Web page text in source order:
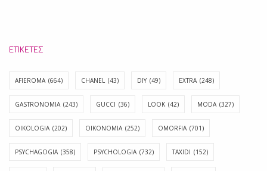
ΕΤΙΚΈΤΕΣ
AFIEROMA (664) CHANEL (43) DIY (49) EXTRA (248)
GASTRONOMIA (243) GUCCI (36) LOOK (42) MODA (327)
OIKOLOGIA (202) OIKONOMIA (252) OMORFIA (701)
PSYCHAGOGIA (358) PSYCHOLOGIA (732) TAXIDI (152)